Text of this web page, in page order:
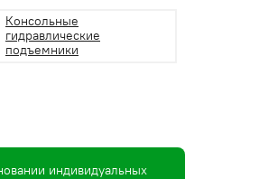
Консольные
гидравлические
подъемники
индивидуальных